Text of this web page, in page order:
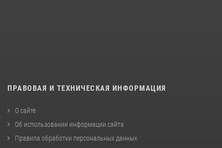
ПРАВОВАЯ И ТЕХНИЧЕСКАЯ ИНФОРМАЦИЯ
О сайте
Об использовании информации сайта
Правила обработки персональных данных